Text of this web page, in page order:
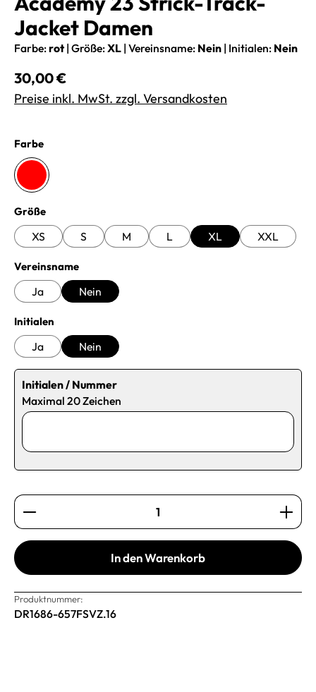
Jacket Damen
Farbe:rot | Größe:XL | Vereinsname: Nein | Initialen: Nein
Regulärer Preis:
30,00 €
Preise inkl. MwSt. zzgl. Versandkosten
Farbeauswählen
rot
Größeauswählen
XS S M L XL XXL
Vereinsnameauswählen
Ja Nein
Initialen
Ja Nein
Initialen / Nummer
Maximal 20 Zeichen
Produkt Anzahl: Gib den gewünschten Wert ein
In den Warenkorb
Produktnummer:
DR1686-657FSVZ.16